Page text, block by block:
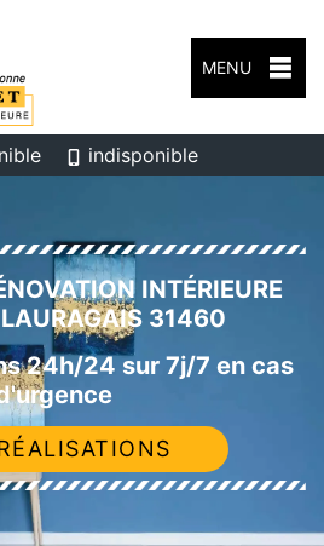
MENU
indisponible
INTÉRIEURE
LAURAGAIS 31460
24h/24 sur 7j/7 en cas